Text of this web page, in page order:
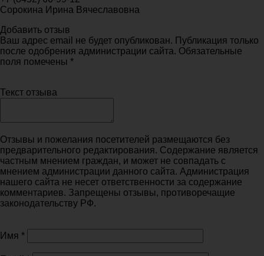
Сорокина Ирина Вячеславовна
Добавить отзыв
Ваш адрес email не будет опубликован. Публикация только
после одобрения администрации сайта. Обязательные
поля помечены *
Текст отзыва
Отзывы и пожелания посетителей размещаются без
предварительного редактирования. Содержание является
частным мнением граждан, и может не совпадать с
мнением администрации данного сайта. Администрация
нашего сайта не несет ответственности за содержание
комментариев. Запрещены отзывы, противоречащие
законодательству РФ.
Имя *